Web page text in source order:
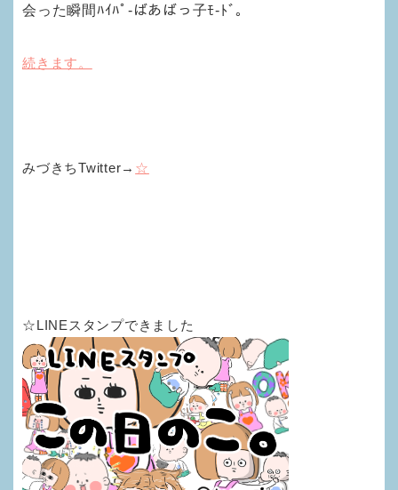
会った瞬間ﾊｲﾊﾟ-ばあばっ子ﾓ-ﾄﾞ。
続きます。
みづきちTwitter→ ☆
☆LINEスタンプできました